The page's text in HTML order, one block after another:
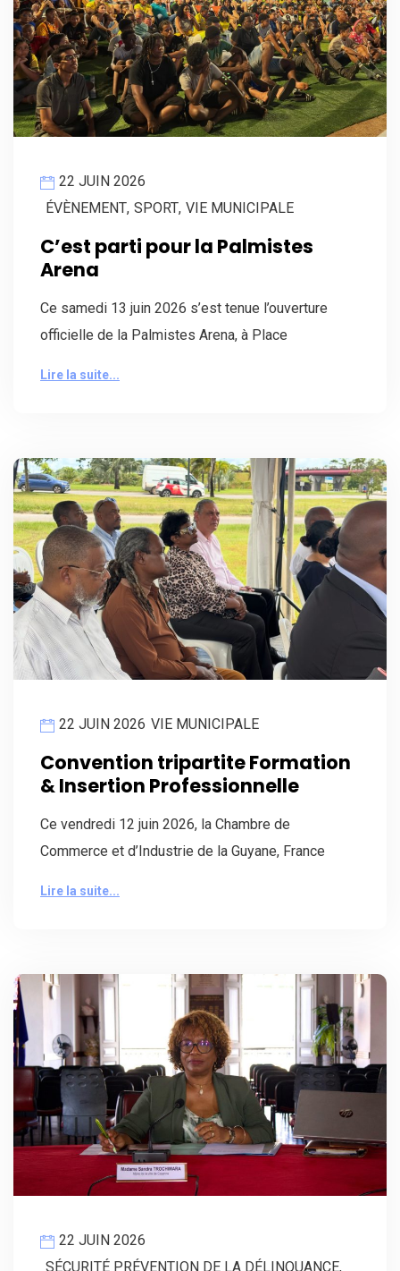
22 JUIN 2026
ÉVÈNEMENT, SPORT, VIE MUNICIPALE
C’est parti pour la Palmistes
Arena
Ce samedi 13 juin 2026 s’est tenue l’ouverture
officielle de la Palmistes Arena, à Place
Lire la suite...
22 JUIN 2026 VIE MUNICIPALE
Convention tripartite Formation
& Insertion Professionnelle
Ce vendredi 12 juin 2026, la Chambre de
Commerce et d’Industrie de la Guyane, France
Lire la suite...
22 JUIN 2026
SÉCURITÉ PRÉVENTION DE LA DÉLINQUANCE,